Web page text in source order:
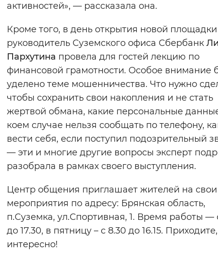
активностей», — рассказала она.
Кроме того, в день открытия новой площадки
руководитель Суземского офиса Сбербанк
Пархутина провела для гостей лекцию по
финансовой грамотности. Особое внимание
уделено теме мошенничества. Что нужно
чтобы сохранить свои накопления и не стать
жертвой обмана, какие персональные
коем случае нельзя сообщать по телефону,
вести себя, если поступил подозрительный
— эти и многие другие вопросы эксперт
разобрала в рамках своего выступления.
Центр общения приглашает жителей на свои
мероприятия по адресу: Брянская область,
п.Суземка, ул.Спортивная, 1. Время работы —
до 17.30, в пятницу – с 8.30 до 16.15.
интересно!